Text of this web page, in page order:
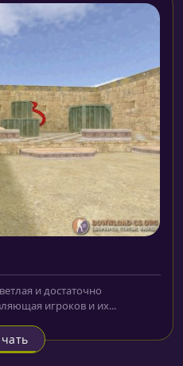
и достаточно
игроков и их...